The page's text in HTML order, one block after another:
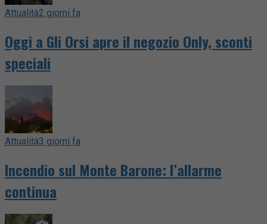
Attualità2 giorni fa
Oggi a Gli Orsi apre il negozio Only, sconti
speciali
Attualità3 giorni fa
Incendio sul Monte Barone: l’allarme
continua